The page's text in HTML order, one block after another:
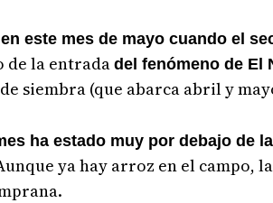
este mes de mayo cuando el
de la entradadel fenómeno de El
siembra (que abarca abril y
ha estado muy por debajo de
ya hay arroz en el campo,